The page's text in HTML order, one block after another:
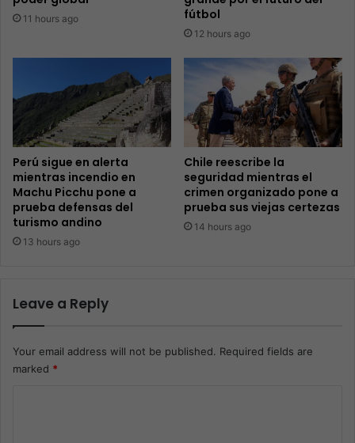
11 hours ago
fútbol
12 hours ago
Perú sigue en alerta
mientras incendio en
Machu Picchu pone a
prueba defensas del
turismo andino
13 hours ago
Chile reescribe la
seguridad mientras el
crimen organizado pone a
prueba sus viejas certezas
14 hours ago
Leave a Reply
Your email address will not be published. Required fields are
marked *